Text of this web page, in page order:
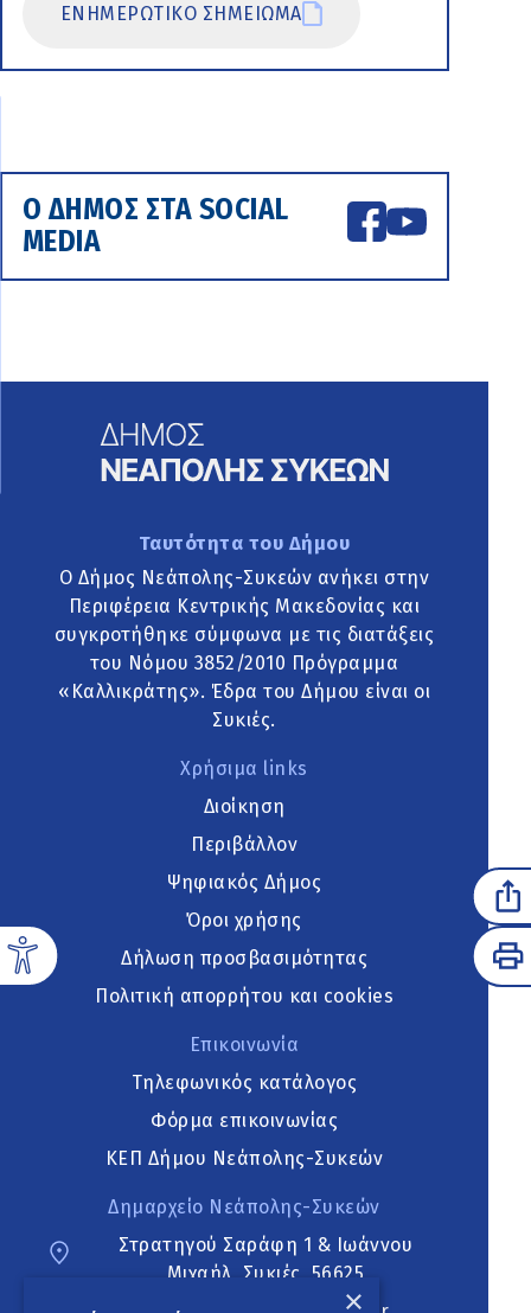
ΕΝΗΜΕΡΩΤΙΚΟ ΣΗΜΕΙΩΜΑ
Ο ΔΗΜΟΣ ΣΤΑ SOCIAL
MEDIA
Ταυτότητα του Δήμου
Ο Δήμος Νεάπολης-Συκεών ανήκει στην
Περιφέρεια Κεντρικής Μακεδονίας και
συγκροτήθηκε σύμφωνα με τις διατάξεις
του Νόμου 3852/2010 Πρόγραμμα
«Καλλικράτης». Έδρα του Δήμου είναι οι
Συκιές.
Χρήσιμα links
Διοίκηση
Περιβάλλον
Ψηφιακός Δήμος
Όροι χρήσης
Δήλωση προσβασιμότητας
Πολιτική απορρήτου και cookies
Επικοινωνία
Τηλεφωνικός κατάλογος
Φόρμα επικοινωνίας
ΚΕΠ Δήμου Νεάπολης-Συκεών
Δημαρχείο Νεάπολης-Συκεών
Στρατηγού Σαράφη 1 & Ιωάννου
Μιχαήλ, Συκιές, 56625
×